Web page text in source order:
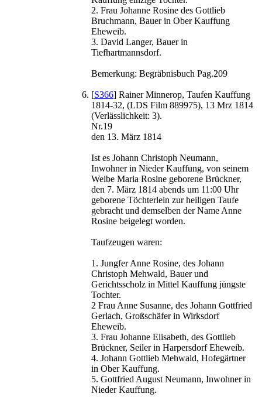
2. Frau Johanne Rosine des Gottlieb
Bruchmann, Bauer in Ober Kauffung
Eheweib.
3. David Langer, Bauer in
Tiefhartmannsdorf.
Bemerkung: Begräbnisbuch Pag.209
[S366] Rainer Minnerop, Taufen Kauffung
1814-32, (LDS Film 889975), 13 Mrz 1814
(Verlässlichkeit: 3).
Nr.19
den 13. März 1814
Ist es Johann Christoph Neumann,
Inwohner in Nieder Kauffung, von seinem
Weibe Maria Rosine geborene Brückner,
den 7. März 1814 abends um 11:00 Uhr
geborene Töchterlein zur heiligen Taufe
gebracht und demselben der Name Anne
Rosine beigelegt worden.
Taufzeugen waren:
1. Jungfer Anne Rosine, des Johann
Christoph Mehwald, Bauer und
Gerichtsscholz in Mittel Kauffung jüngste
Tochter.
2 Frau Anne Susanne, des Johann Gottfried
Gerlach, Großschäfer in Wirksdorf
Eheweib.
3. Frau Johanne Elisabeth, des Gottlieb
Brückner, Seiler in Harpersdorf Eheweib.
4. Johann Gottlieb Mehwald, Hofegärtner
in Ober Kauffung.
5. Gottfried August Neumann, Inwohner in
Nieder Kauffung.